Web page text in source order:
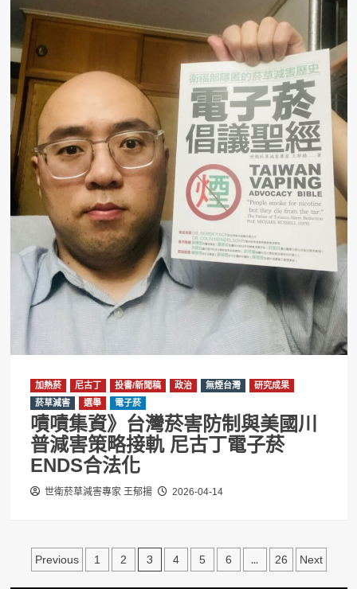
加熱菸 尼古丁 投書/新聞稿 政治 無煙台灣
研究成果
菸草減害
選舉 電子菸
嘖嘖集資》台灣菸害防制與美國川
普減害策略接軌 尼古丁電子菸
ENDS合法化
世衛菸草減害專家 王郁揚 2026-04-14
文
Previous 1 2 3 4 5 6 ... 26 Next